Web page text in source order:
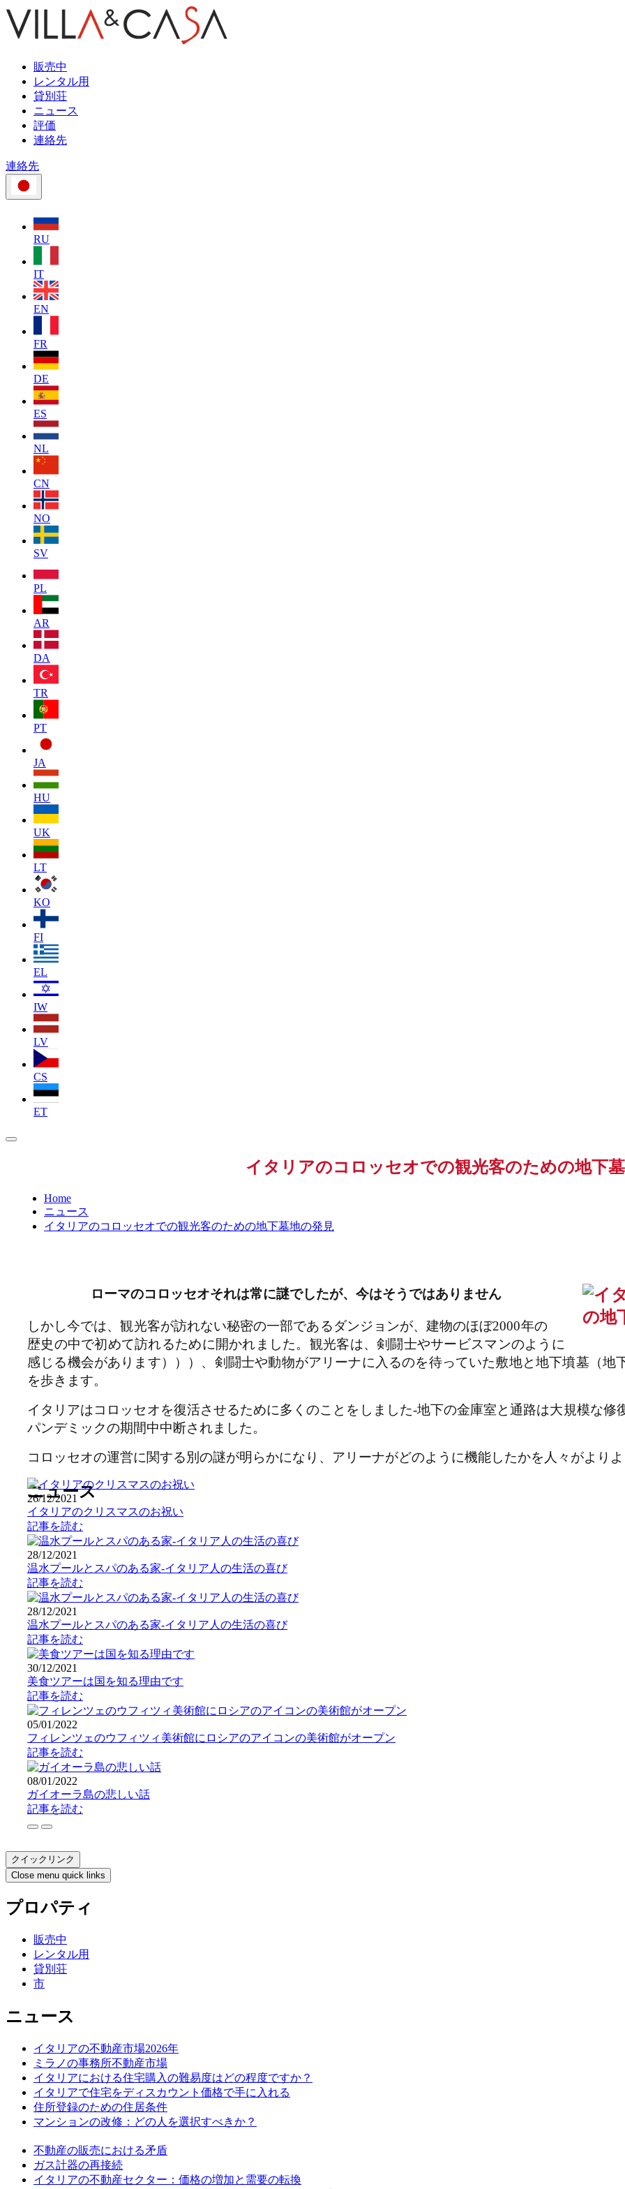
販売中
レンタル用
貸別荘
ニュース
評価
連絡先
連絡先
RU
IT
EN
FR
DE
ES
NL
CN
NO
SV
PL
AR
DA
TR
PT
JA
HU
UK
LT
KO
FI
EL
IW
LV
CS
ET
イタリアのコロッセオでの観光客のための地下
Home
ニュース
イタリアのコロッセオでの観光客のための地下墓地の発見
ローマのコロッセオそれは常に謎でしたが、今はそうではありません
しかし今では、観光客が訪れない秘密の一部であるダンジョンが、建物のほぼ2000年の
歴史の中で初めて訪れるために開かれました。観光客は、剣闘士やサービスマンのように
感じる機会があります）））、剣闘士や動物がアリーナに入るのを待っていた敷地と地下墳墓（
を歩きます。
イタリアはコロッセオを復活させるために多くのことをしました-地下の金庫室と通路は大規模な
パンデミックの期間中中断されました。
コロッセオの運営に関する別の謎が明らかになり、アリーナがどのように機能したかを人々がより
ニュース
26/12/2021
イタリアのクリスマスのお祝い
記事を読む
28/12/2021
温水プールとスパのある家-イタリア人の生活の喜び
記事を読む
28/12/2021
温水プールとスパのある家-イタリア人の生活の喜び
記事を読む
30/12/2021
美食ツアーは国を知る理由です
記事を読む
05/01/2022
フィレンツェのウフィツィ美術館にロシアのアイコンの美術館がオープン
記事を読む
08/01/2022
ガイオーラ島の悲しい話
記事を読む
クイックリンク
Close menu quick links
プロパティ
販売中
レンタル用
貸別荘
市
ニュース
イタリアの不動産市場2026年
ミラノの事務所不動産市場
イタリアにおける住宅購入の難易度はどの程度ですか？
イタリアで住宅をディスカウント価格で手に入れる
住所登録のための住居条件
マンションの改修：どの人を選択すべきか？
不動産の販売における矛盾
ガス計器の再接続
イタリアの不動産セクター：価格の増加と需要の転換